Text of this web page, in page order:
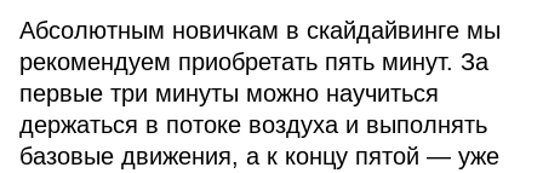
Абсолютным новичкам в скайдайвинге мы
рекомендуем приобретать пять минут. За
первые три минуты можно научиться
держаться в потоке воздуха и выполнять
базовые движения, а к концу пятой — уже